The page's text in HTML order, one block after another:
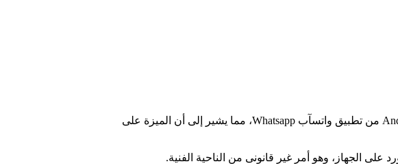
– اكتشف مستخدم لموقع ريديت طريقة ذكية للوصول إلى الوضع المظلم Dark Mode على إصدار آندرويد Android من تطبيق واتسآب Whatsapp، مما يشير إلى أن الميزة على